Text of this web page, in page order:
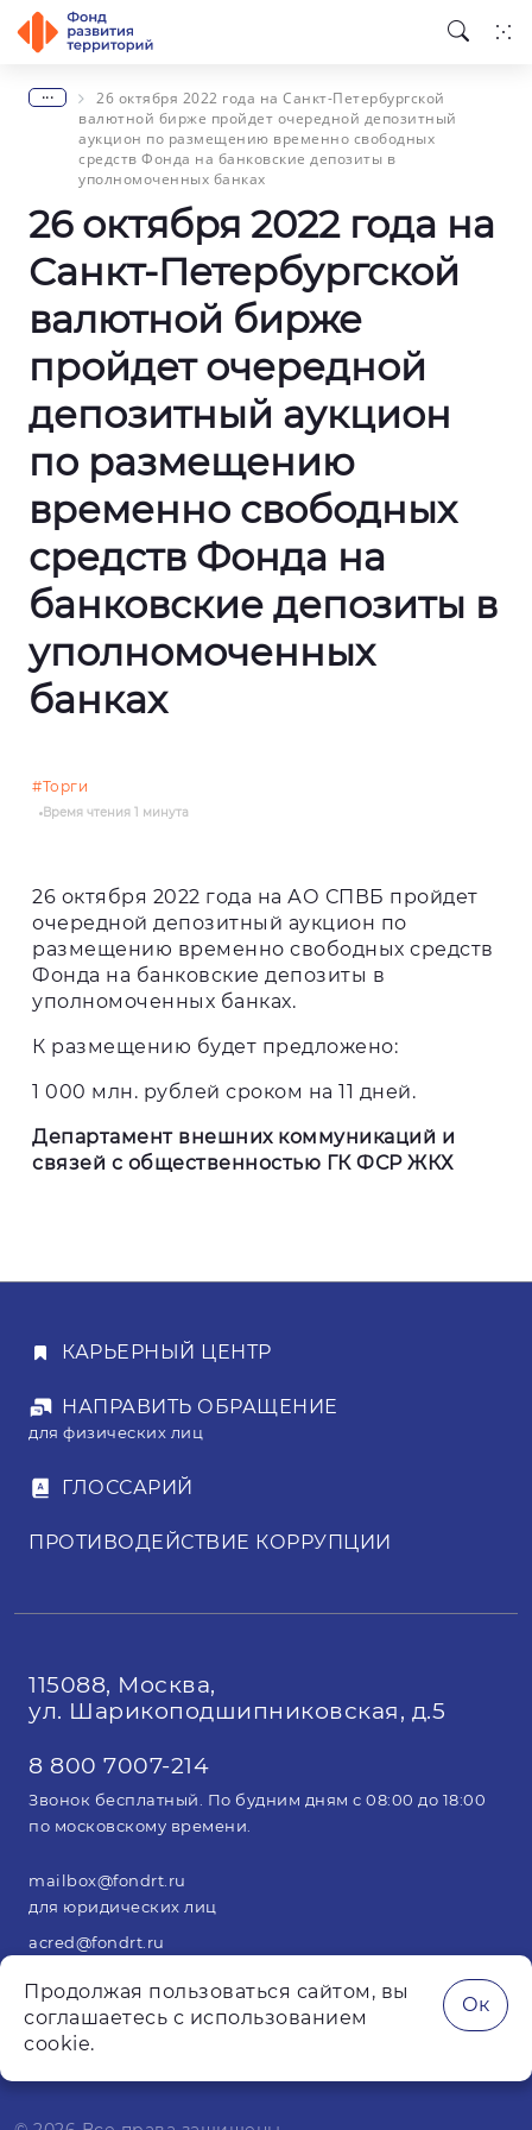
...
26 октября 2022 года на Санкт-Петербургской
валютной бирже пройдет очередной депозитный
аукцион по размещению временно свободных
средств Фонда на банковские депозиты в
уполномоченных банках
26 октября 2022 года на
Санкт-Петербургской
валютной бирже
пройдет очередной
депозитный аукцион
по размещению
временно свободных
средств Фонда на
банковские депозиты в
уполномоченных
банках
#Торги
Время чтения 1 минута
26 октября 2022 года на АО СПВБ пройдет
очередной депозитный аукцион по
размещению временно свободных средств
Фонда на банковские депозиты в
уполномоченных банках.
К размещению будет предложено:
1 000 млн. рублей сроком на 11 дней.
Департамент внешних коммуникаций и
связей с общественностью ГК ФСР ЖКХ
КАРЬЕРНЫЙ ЦЕНТР
НАПРАВИТЬ ОБРАЩЕНИЕ
для физических лиц
ГЛОССАРИЙ
ПРОТИВОДЕЙСТВИЕ КОРРУПЦИИ
115088, Москва,
ул. Шарикоподшипниковская, д.5
8 800 7007-214
Звонок бесплатный. По будним дням с 08:00 до 18:00
по московскому времени.
mailbox@fondrt.ru
для юридических лиц
acred@fondrt.ru
Продолжая пользоваться сайтом, вы
соглашаетесь с использованием
cookie.
Ок